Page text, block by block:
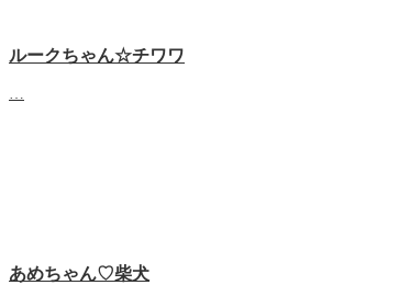
ルークちゃん☆チワワ
あめちゃん♡‬柴犬